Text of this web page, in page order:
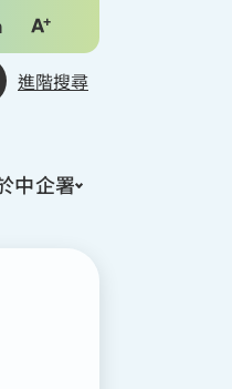
進階搜尋
中企署